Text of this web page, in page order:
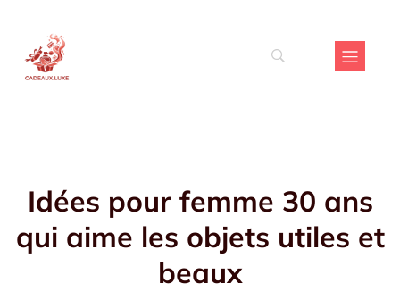
Idées pour femme 30 ans
qui aime les objets utiles et
beaux